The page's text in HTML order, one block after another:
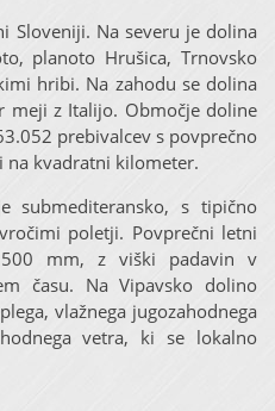
Sloveniji. Na severu je dolina
planoto Hrušica, Trnovsko
hribi. Na zahodu se dolina
meji z Italijo. Območje doline
prebivalcev s povprečno
na kvadratni kilometer.
submediteransko, s tipično
poletji. Povprečni letni
mm, z viški padavin v
času. Na Vipavsko dolino
vlažnega jugozahodnega
vetra, ki se lokalno